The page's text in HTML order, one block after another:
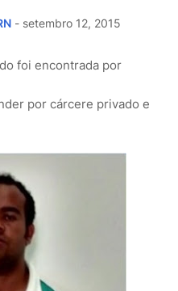
- setembro 12, 2015
foi encontrada por
por cárcere privado e